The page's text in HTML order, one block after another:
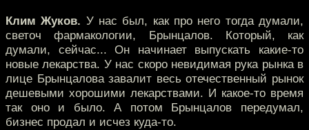
Клим Жуков. У нас был, как про него тогда думали,
светоч фармакологии, Брынцалов. Который, как
думали, сейчас... Он начинает выпускать какие-то
новые лекарства. У нас скоро невидимая рука рынка в
лице Брынцалова завалит весь отечественный рынок
дешевыми хорошими лекарствами. И какое-то время
так оно и было. А потом Брынцалов передумал,
бизнес продал и исчез куда-то.